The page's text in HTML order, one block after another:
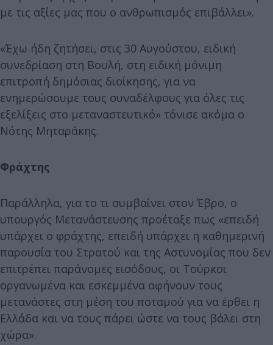
με τις αξίες μας που ο ανθρωπισμός επιβάλλει».
«Έχω ήδη ζητήσει, στις 30 Αυγούστου, ειδική
συνεδρίαση στη Βουλή, στη ειδική μόνιμη
επιτροπή δημόσιας διοίκησης, για να
ενημερώσουμε τους συναδέλφους για όλες τις
εξελίξεις στο μεταναστευτικό» τόνισε ακόμα ο
Νότης Μηταράκης.
Φράχτης
Παράλληλα, για το τι συμβαίνει στον Έβρο, ο
υπουργός Μετανάστευσης προέταξε πως «επειδή
υπάρχει ο φράχτης, επειδή υπάρχει η καθημερινή
παρουσία του Στρατού και της Αστυνομίας που δεν
επιτρέπει παράνομες εισόδους, οι Τούρκοι
οργανωμένα και εσκεμμένα αφήνουν τους
μετανάστες στη μέση του ποταμού για να έρθει η
Ελλάδα και να τους πάρει ώστε να τους βάλει στη
χώρα».